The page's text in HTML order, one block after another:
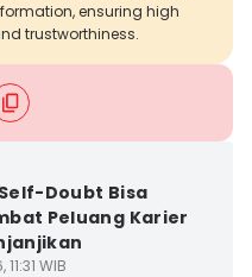
ensuring high
trustworthiness.
Doubt Bisa
Peluang Karier
WIB